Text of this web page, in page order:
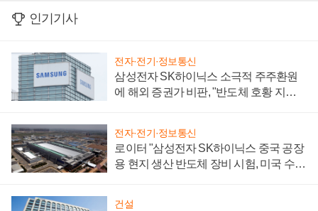
인기기사
전자·전기·정보통신
삼성전자 SK하이닉스 소극적 주주환원
에 해외 증권가 비판, "반도체 호황 지속
전자·전기·정보통신
로이터 "삼성전자 SK하이닉스 중국 공장
용 현지 생산 반도체 장비 시험, 미국 수출
건설